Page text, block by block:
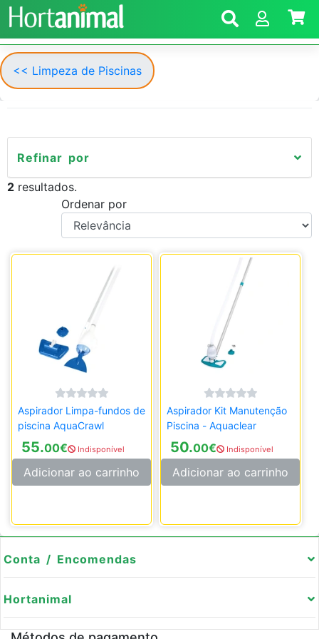
<< Limpeza de Piscinas
Refinar por
2 resultados.
Ordenar por
Aspirador Limpa-fundos de
piscina AquaCrawl
55.00€ Indisponível
Adicionar ao carrinho
Aspirador Kit Manutenção
Piscina - Aquaclear
50.00€ Indisponível
Adicionar ao carrinho
Conta / Encomendas
Hortanimal